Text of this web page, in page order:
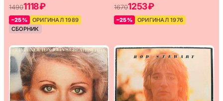
14901118 ₽
–25%
ОРИГИНАЛ 1989
СБОРНИК
16701253 ₽
–25% ОРИГИНАЛ 1976